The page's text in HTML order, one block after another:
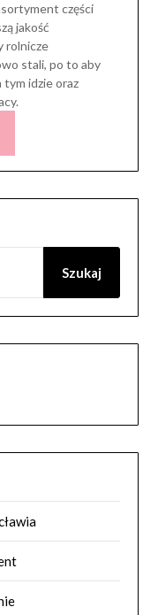
części
jakość
rolnicze
stali, po to aby
tym idzie oraz
Szukaj